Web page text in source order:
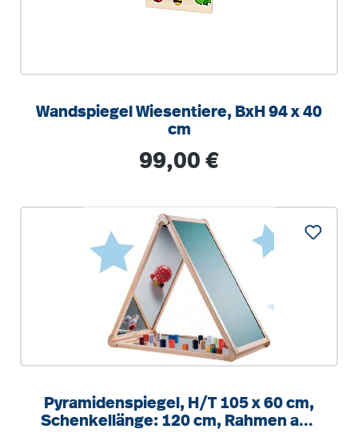
Wandspiegel Wiesentiere, BxH 94 x 40
cm
Regulärer Preis:
99,00 €
Pyramidenspiegel, H/T 105 x 60 cm,
Schenkellänge: 120 cm, Rahmen aus